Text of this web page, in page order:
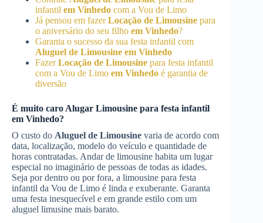
infantil em Vinhedo com a Vou de Limo
Já pensou em fazerLocação de Limousine para
o aniversário do seu filho em Vinhedo?
Garanta o sucesso da sua festa infantil com
Aluguel de Limousine em Vinhedo
FazerLocação de Limousine para festa infantil
com a Vou de Limo em Vinhedo é garantia de
diversão
É muito caro Alugar Limousine para festa infantil
em Vinhedo?
O custo do Aluguel de Limousine varia de acordo com
data, localização, modelo do veículo e quantidade de
horas contratadas. Andar de limousine habita um lugar
especial no imaginário de pessoas de todas as idades.
Seja por dentro ou por fora, a limousine para festa
infantil da Vou de Limo é linda e exuberante. Garanta
uma festa inesquecível e em grande estilo com um
aluguel limusine mais barato.